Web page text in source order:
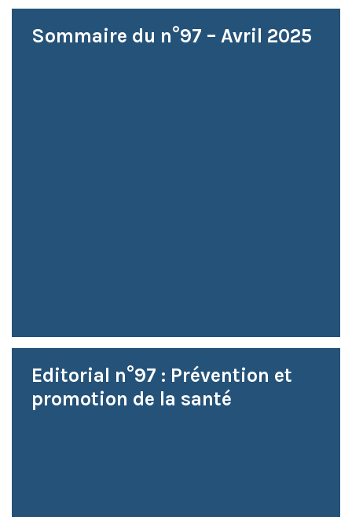
Sommaire du n°97 – Avril 2025
Editorial n°97 : Prévention et
promotion de la santé